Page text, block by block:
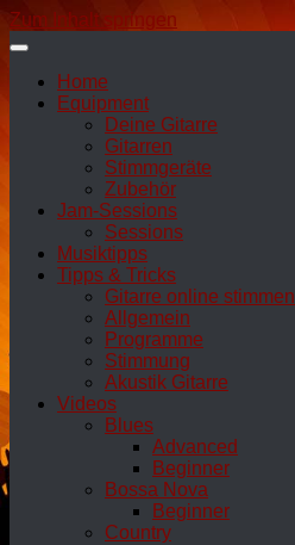
Zum Inhalt springen
Home
Equipment
Deine Gitarre
Gitarren
Stimmgeräte
Zubehör
Jam-Sessions
Sessions
Musiktipps
Tipps & Tricks
Gitarre online stimmen
Allgemein
Programme
Stimmung
Akustik Gitarre
Videos
Blues
Advanced
Beginner
Bossa Nova
Beginner
Country